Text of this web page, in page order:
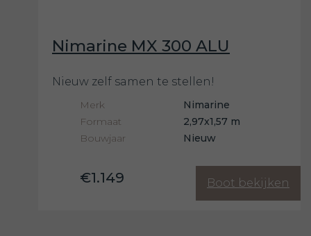
Nimarine MX 300 ALU
Nieuw zelf samen te stellen!
Merk
Nimarine
Formaat
2,97x1,57 m
Bouwjaar
Nieuw
€1.149 Boot bekijken